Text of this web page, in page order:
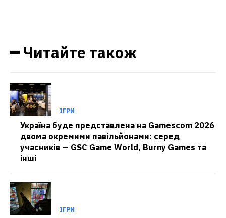
━ Читайте також
ІГРИ
Україна буде представлена на Gamescom 2026
двома окремими павільйонами: серед
учасників — GSC Game World, Burny Games та
інші
ІГРИ